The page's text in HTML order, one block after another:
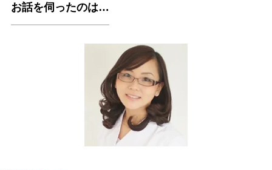
お話を伺ったのは…